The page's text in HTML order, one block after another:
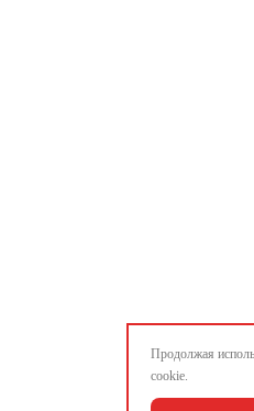
Продолжая
cookie.